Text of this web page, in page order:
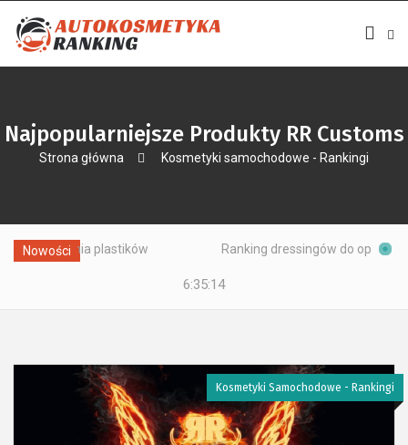
Najpopularniejsze Produkty RR Customs
Strona główna Kosmetyki samochodowe - Rankingi
Nowości
plastików Ranking dressingów do opon –
6:35:15
Kosmetyki Samochodowe - Rankingi